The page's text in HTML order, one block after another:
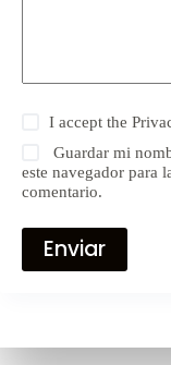
I accept the
Guardar mi
este navegador para
comentario.
Enviar